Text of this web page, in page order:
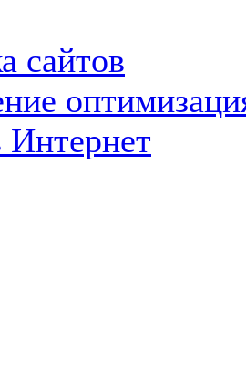
сайтов
Интернет